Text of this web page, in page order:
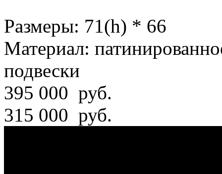
Размеры: 71(h) * 66
Материал:
подвески
395 000 руб.
315 000 руб.